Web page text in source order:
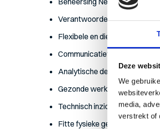
Deze
We
media,
verstrekt of
Verantwoordelijkheidsgevoel
Flexibele en dienstverlenende
Communicatief vaardig
Analytische denkvermogen
Gezonde werkmentaliteit
Technisch inzicht
Fitte fysieke gesteldheid